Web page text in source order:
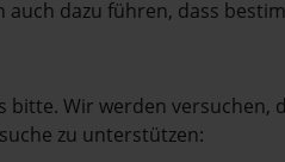
dazu führen, dass
Wir werden versuchen,
zu unterstützen: